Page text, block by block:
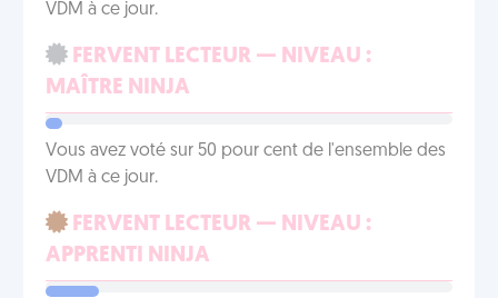
VDM à ce jour.
FERVENT LECTEUR — NIVEAU :
MAÎTRE NINJA
Vous avez voté sur 50 pour cent de l'ensemble des
VDM à ce jour.
FERVENT LECTEUR — NIVEAU :
APPRENTI NINJA